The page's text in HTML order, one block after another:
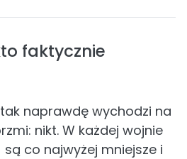
faktycznie
tak naprawdę wychodzi na
nikt. W każdej wojnie
co najwyżej mniejsze i